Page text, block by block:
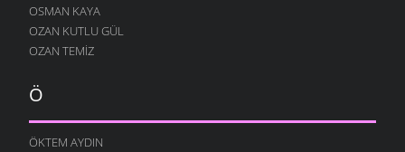
OSMAN KAYA
OZAN KUTLU GÜL
OZAN TEMIZ
Ö
ÖKTEM AYDIN